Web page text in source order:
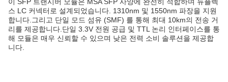
스 LC 커넥터로 설계되었습니다. 1310nm 및 1550nm 파장을 지원
합니다.그리고 단일 모드 섬유 (SMF) 를 통해 최대 10km의 전송 거
리를 제공합니다.단일 3.3V 전원 공급 및 TTL 논리 인터페이스를 통
해 모듈은 매우 신뢰할 수 있으며 낮은 전력 소비 솔루션을 제공합
니다.